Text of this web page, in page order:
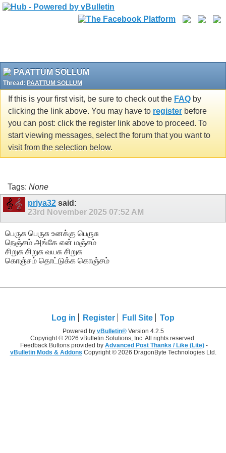
PAATTUM SOLLUM
Thread: PAATTUM SOLLUM
If this is your first visit, be sure to check out the FAQ by
clicking the link above. You may have to register before
you can post: click the register link above to proceed. To
start viewing messages, select the forum that you want to
visit from the selection below.
Tags: None
priya32 said:
23rd November 2025 07:52 AM
பெருசு பெருசு உனக்கு பெருசு
நெஞ்சம் அங்கே என் மஞ்சம்
சிறுசு சிறுசு வயசு சிறுசு
கொஞ்சம் தொட்டுக்க கொஞ்சம்
Log in Register Full Site Top
Powered by vBulletin®Version 4.2.5
Copyright © 2026 vBulletin Solutions, Inc. All rights reserved.
Feedback Buttons provided by Advanced Post Thanks / Like (Lite) -
vBulletin Mods & Addons Copyright © 2026 DragonByte Technologies Ltd.